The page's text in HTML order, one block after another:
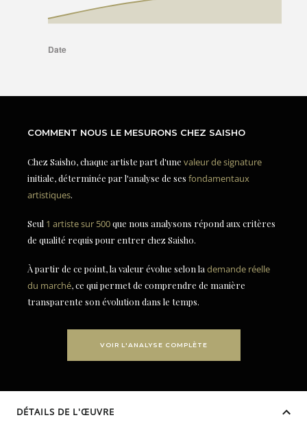
COMMENT NOUS LE MESURONS CHEZ SAISHO
Chez Saisho, chaque artiste part d'une valeur de signature
initiale, déterminée par l'analyse de ses fondamentaux
artistiques.
Seul 1 artiste sur 500que nous analysons répond aux critères
de qualité requis pour entrer chez Saisho.
À partir de ce point, la valeur évolue selon la demande réelle
du marché, ce qui permet de comprendre de manière
transparente son évolution dans le temps.
VOIR L'ANALYSE COMPLÈTE
DÉTAILS DE L'ŒUVRE